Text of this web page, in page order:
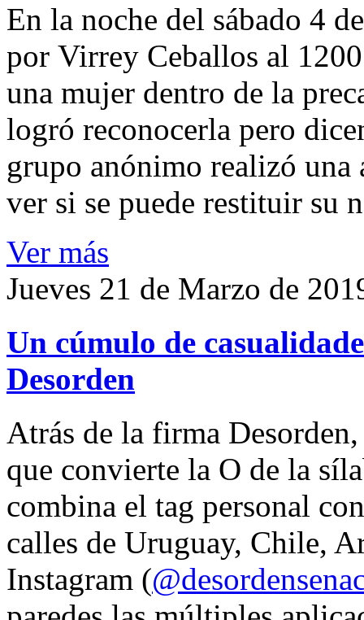
En la noche del sábado 4
por Virrey Ceballos al
una mujer dentro de la
logró reconocerla pero
grupo anónimo realizó
ver si se puede restituir su
Ver más
Jueves 21 de Marzo de
Un cúmulo de
Desorden
Atrás de la firma
que convierte la O de la
combina el tag personal
calles de Uruguay, Chile,
Instagram (